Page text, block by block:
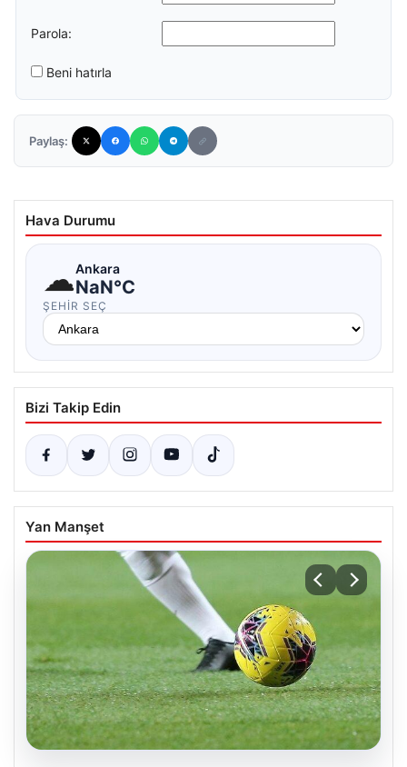
Parola:
Beni hatırla
Paylaş:
Hava Durumu
☁Ankara
NaN°C
ŞEHIR SEÇ
Bizi Takip Edin
Yan Manşet